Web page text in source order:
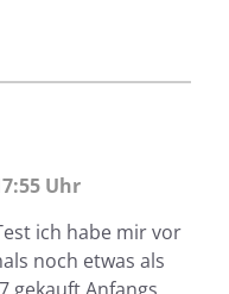
Uhr
ich habe mir vor
noch etwas als